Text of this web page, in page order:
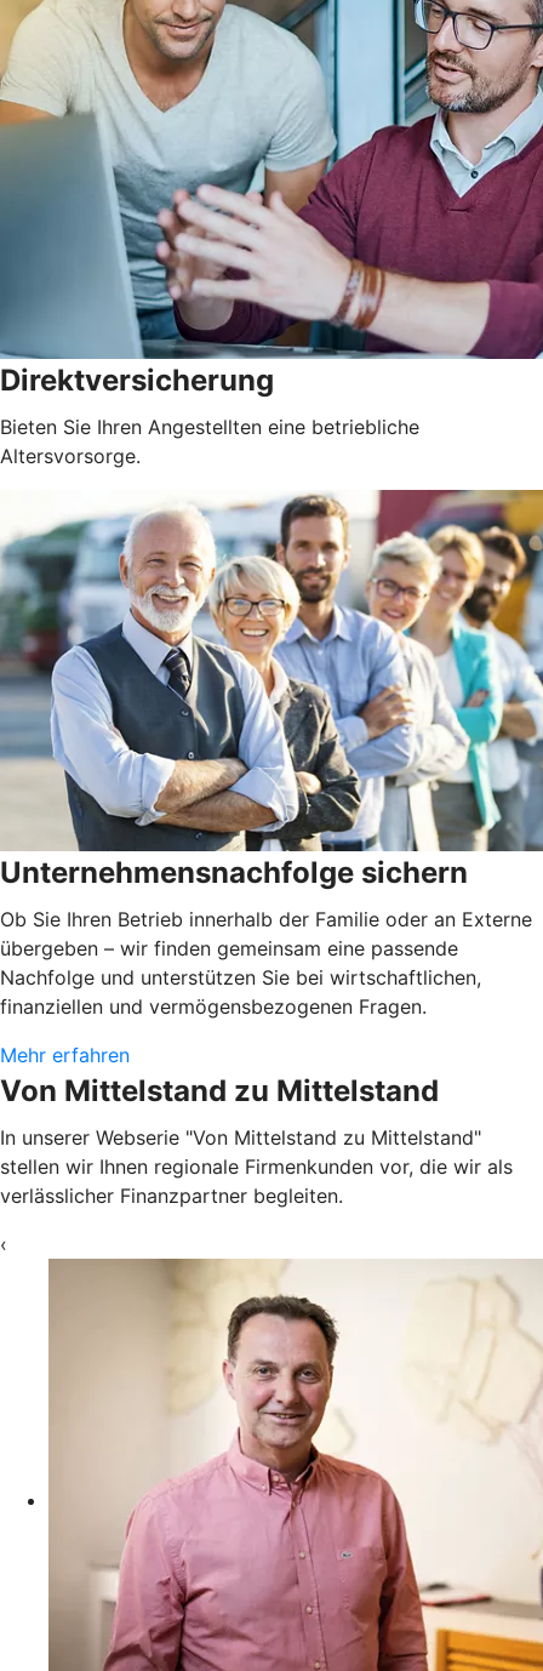
Direktversicherung
Bieten Sie Ihren Angestellten eine betriebliche
Altersvorsorge.
Unternehmensnachfolge sichern
Ob Sie Ihren Betrieb innerhalb der Familie oder an Externe
übergeben – wir finden gemeinsam eine passende
Nachfolge und unterstützen Sie bei wirtschaftlichen,
finanziellen und vermögensbezogenen Fragen.
Mehr erfahren
Von Mittelstand zu Mittelstand
In unserer Webserie "Von Mittelstand zu Mittelstand"
stellen wir Ihnen regionale Firmenkunden vor, die wir als
verlässlicher Finanzpartner begleiten.
‹